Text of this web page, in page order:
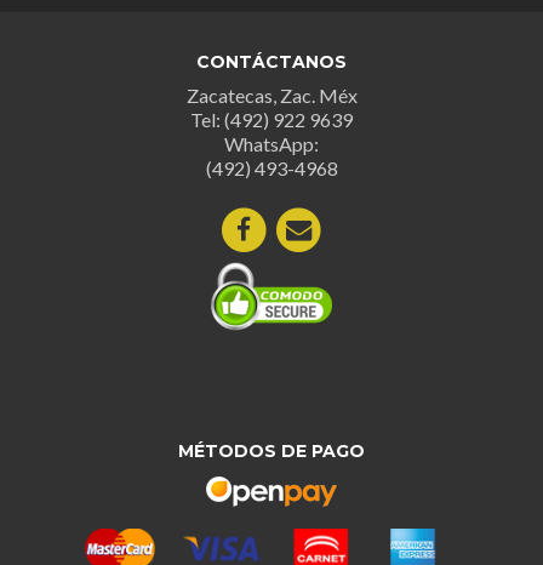
CONTÁCTANOS
Zacatecas, Zac. Méx
Tel: (492) 922 9639
WhatsApp:
(492) 493-4968
MÉTODOS DE PAGO